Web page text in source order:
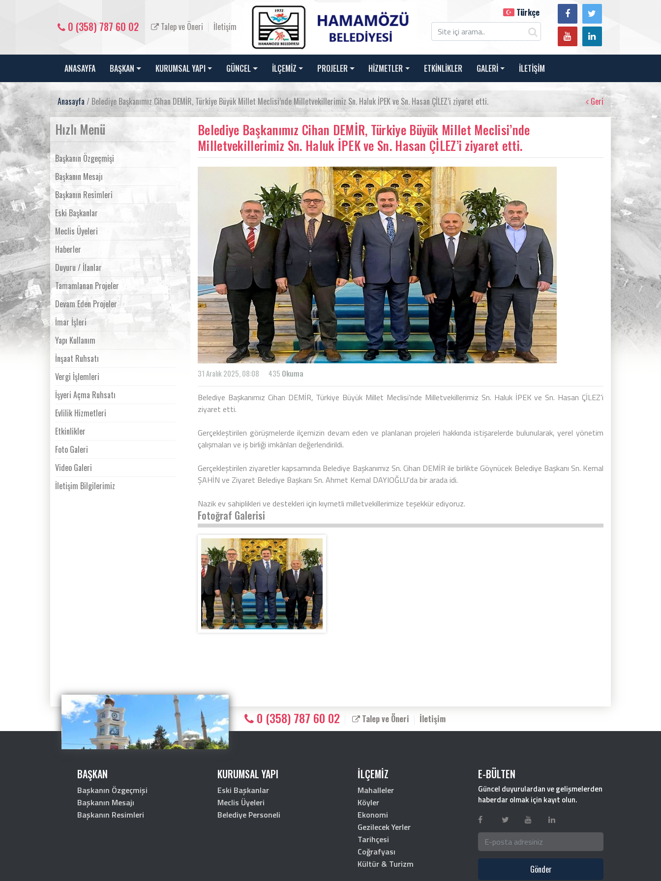
0 (358) 787 60 02 Talep ve Öneri İletişim
Türkçe
ANASAYFA BAŞKAN KURUMSAL YAPI GÜNCEL İLÇEMİZ PROJELER HİZMETLER ETKİNLİKLER GALERİ İLETİŞİM
Anasayfa / Belediye Başkanımız Cihan DEMİR, Türkiye Büyük Millet Meclisi’nde Milletvekillerimiz Sn. Haluk İPEK ve Sn. Hasan ÇİLEZ’i ziyaret etti. Geri
Hızlı Menü
Başkanın Özgeçmişi
Başkanın Mesajı
Başkanın Resimleri
Eski Başkanlar
Meclis Üyeleri
Haberler
Duyuru / İlanlar
Tamamlanan Projeler
Devam Eden Projeler
İmar İşleri
Yapı Kullanım
İnşaat Ruhsatı
Vergi İşlemleri
İşyeri Açma Ruhsatı
Evlilik Hizmetleri
Etkinlikler
Foto Galeri
Video Galeri
İletişim Bilgilerimiz
Belediye Başkanımız Cihan DEMİR, Türkiye Büyük Millet Meclisi’nde
Milletvekillerimiz Sn. Haluk İPEK ve Sn. Hasan ÇİLEZ’i ziyaret etti.
31 Aralık 2025, 08:08 435 Okuma
Belediye Başkanımız Cihan DEMİR, Türkiye Büyük Millet Meclisi’nde Milletvekillerimiz Sn. Haluk İPEK ve Sn. Hasan ÇİLEZ’i
ziyaret etti.
Gerçekleştirilen görüşmelerde ilçemizin devam eden ve planlanan projeleri hakkında istişarelerde bulunularak, yerel yönetim
çalışmaları ve iş birliği imkânları değerlendirildi.
Gerçekleştirilen ziyaretler kapsamında Belediye Başkanımız Sn. Cihan DEMİR ile birlikte Göynücek Belediye Başkanı Sn. Kemal
ŞAHİN ve Ziyaret Belediye Başkanı Sn. Ahmet Kemal DAYIOĞLU'da bir arada idi.
Nazik ev sahiplikleri ve destekleri için kıymetli milletvekillerimize teşekkür ediyoruz.
Fotoğraf Galerisi
0 (358) 787 60 02 Talep ve Öneri İletişim
BAŞKAN
Başkanın Özgeçmişi
Başkanın Mesajı
Başkanın Resimleri
KURUMSAL YAPI
Eski Başkanlar
Meclis Üyeleri
Belediye Personeli
İLÇEMİZ
Mahalleler
Köyler
Ekonomi
Gezilecek Yerler
Tarihçesi
Coğrafyası
Kültür & Turizm
E-BÜLTEN
Güncel duyurulardan ve gelişmelerden
haberdar olmak için kayıt olun.
Gönder